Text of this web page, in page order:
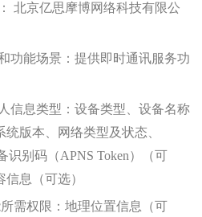
北京亿思摩博网络科技有限公
功能场景：提供即时通讯服务功
信息类型：设备类型、设备名称
统版本、网络类型及状态、
识别码（APNS Token）（可
信息
（可选）
需权限： 地理位置信息
（可